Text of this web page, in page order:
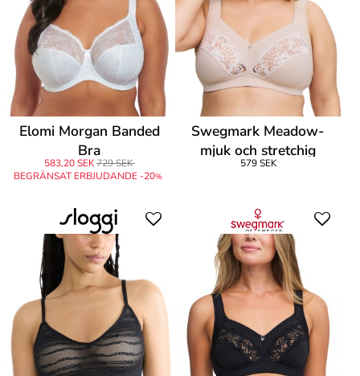
Elomi Morgan Banded
Bra
583,20 SEK729 SEK
BEGRÄNSAT ERBJUDANDE -20%
Swegmark Meadow-
mjuk och stretchig
579 SEK